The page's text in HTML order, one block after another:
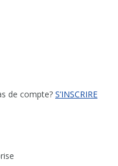
de compte? S’INSCRIRE